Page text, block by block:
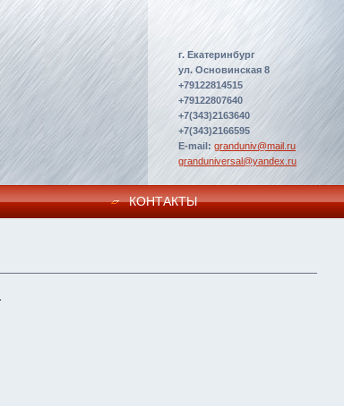
г. Екатеринбург
ул. Основинская 8
+79122814515
+79122807640
+7(343)2163640
+7(343)2166595
E-mail: granduniv@mail.ru
granduniversal@yandex.ru
КОНТАКТЫ